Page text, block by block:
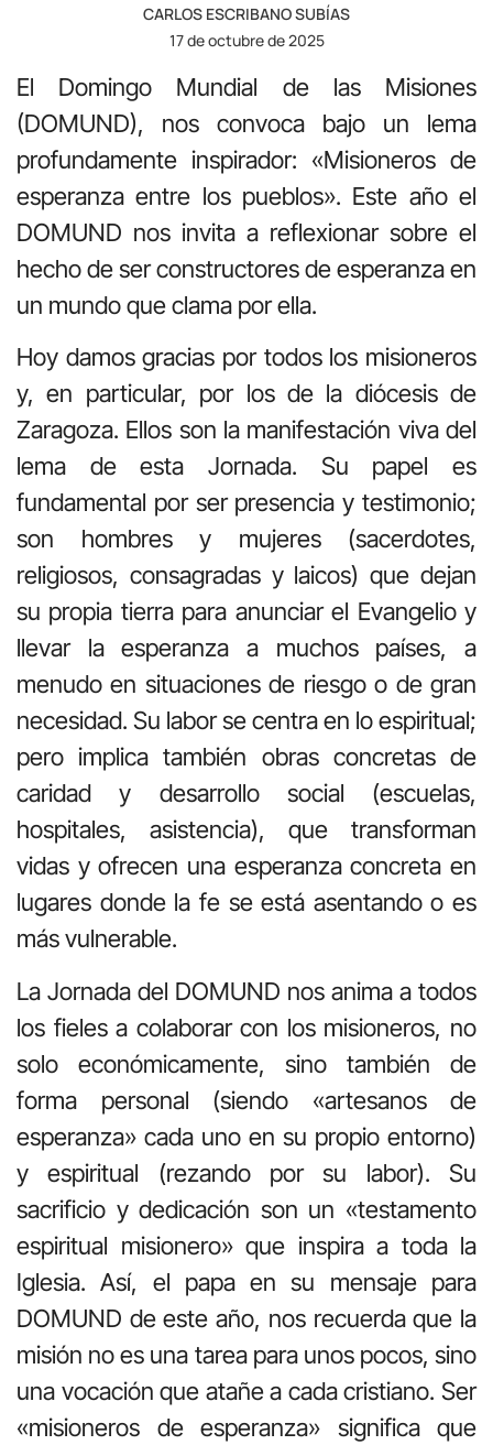
CARLOS ESCRIBANO SUBÍAS
17 de octubre de 2025
El Domingo Mundial de las Misiones
(DOMUND), nos convoca bajo un lema
profundamente inspirador: «Misioneros de
esperanza entre los pueblos». Este año el
DOMUND nos invita a reflexionar sobre el
hecho de ser constructores de esperanza en
un mundo que clama por ella.
Hoy damos gracias por todos los misioneros
y, en particular, por los de la diócesis de
Zaragoza. Ellos son la manifestación viva del
lema de esta Jornada. Su papel es
fundamental por ser presencia y testimonio;
son hombres y mujeres (sacerdotes,
religiosos, consagradas y laicos) que dejan
su propia tierra para anunciar el Evangelio y
llevar la esperanza a muchos países, a
menudo en situaciones de riesgo o de gran
necesidad. Su labor se centra en lo espiritual;
pero implica también obras concretas de
caridad y desarrollo social (escuelas,
hospitales, asistencia), que transforman
vidas y ofrecen una esperanza concreta en
lugares donde la fe se está asentando o es
más vulnerable.
La Jornada del DOMUND nos anima a todos
los fieles a colaborar con los misioneros, no
solo económicamente, sino también de
forma personal (siendo «artesanos de
esperanza» cada uno en su propio entorno)
y espiritual (rezando por su labor). Su
sacrificio y dedicación son un «testamento
espiritual misionero» que inspira a toda la
Iglesia. Así, el papa en su mensaje para
DOMUND de este año, nos recuerda que la
misión no es una tarea para unos pocos, sino
una vocación que atañe a cada cristiano. Ser
«misioneros de esperanza» significa que